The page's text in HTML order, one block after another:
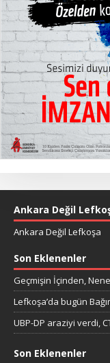
Ankara Değil
Ankara Değil Lefkoşa
Son Eklenenler
Geçmişin İçinden,
Lefkoşa’da bugün
UBP-DP araziyi verdi,
Son Eklenenler